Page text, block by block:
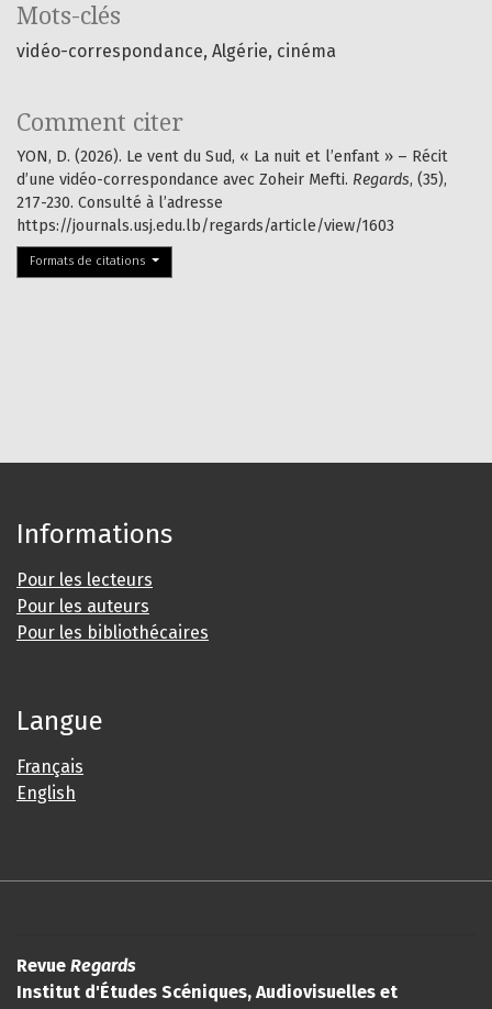
Mots-clés
vidéo-correspondance Algérie cinéma
Comment citer
YON, D. (2026). Le vent du Sud, « La nuit et l’enfant » – Récit
d’une vidéo-correspondance avec Zoheir Mefti. Regards, (35),
217-230. Consulté à l’adresse
https://journals.usj.edu.lb/regards/article/view/1603
Formats de citations
Informations
Pour les lecteurs
Pour les auteurs
Pour les bibliothécaires
Langue
Français
English
Revue Regards
Institut d'Études Scéniques, Audiovisuelles et